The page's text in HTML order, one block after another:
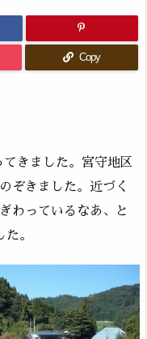
Copy
きました。宮守地区
ぞきました。近づく
わっているなあ、と
。